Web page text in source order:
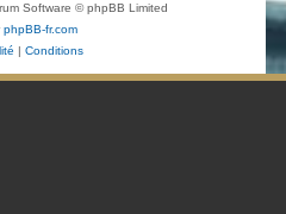
Software © phpBB Limited
phpBB-fr.com
Conditions